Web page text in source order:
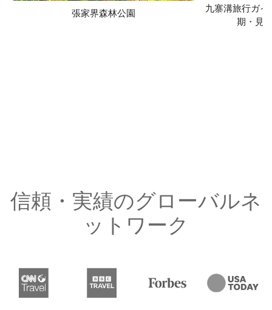
張家界森林公園
九寨溝旅行ガ
期・見
信頼・実績のグローバルネ
ットワーク